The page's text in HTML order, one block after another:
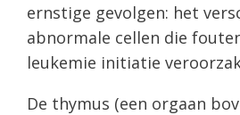
ernstige gevolgen: het
abnormale cellen die
leukemie initiatie
De thymus (een orgaan